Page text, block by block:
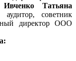
Ивченко Татьяна
аудитор, советник
директор ООО